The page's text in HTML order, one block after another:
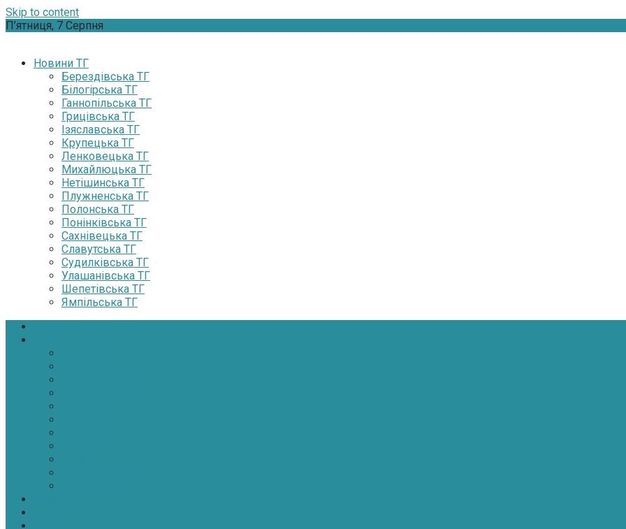
Skip to content
П’ятниця, 7 Серпня
Новини ТГ
Берездівська ТГ
Білогірська ТГ
Ганнопільська ТГ
Грицівська ТГ
Ізяславська ТГ
Крупецька ТГ
Ленковецька ТГ
Михайлюцька ТГ
Нетішинська ТГ
Плужненська ТГ
Полонська ТГ
Понінківська ТГ
Сахнівецька ТГ
Славутська ТГ
Судилківська ТГ
Улашанівська ТГ
Шепетівська ТГ
Ямпільська ТГ